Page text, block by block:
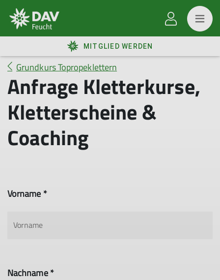
MITGLIED WERDEN
Grundkurs Topropeklettern
Anfrage Kletterkurse,
Kletterscheine &
Coaching
Vorname *
Nachname *